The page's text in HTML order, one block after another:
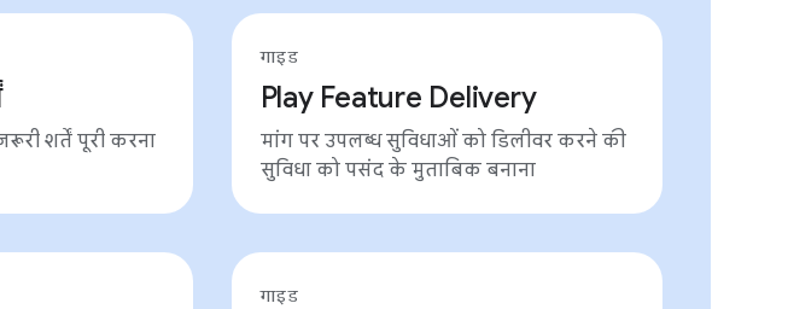
शर्तें पूरी करना
गाइड
Play Feature Delivery
मांग पर उपलब्ध सुविधाओं को डिलीवर करने की
सुविधा को पसंद के मुताबिक बनाना
गाइड